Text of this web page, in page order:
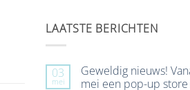
LAATSTE BERICHTEN
03
mei
Geweldig nieuws!
mei een pop-up store